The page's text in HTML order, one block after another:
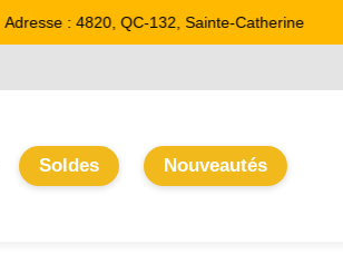
Adresse : 4820, QC-132, Sainte-Catherine
Soldes Nouveautés